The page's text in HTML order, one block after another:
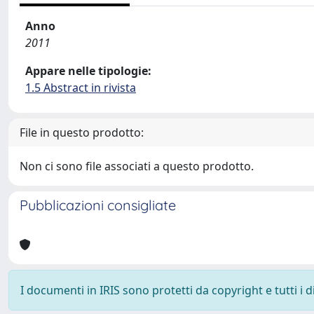
Anno
2011
Appare nelle tipologie:
1.5 Abstract in rivista
File in questo prodotto:
Non ci sono file associati a questo prodotto.
Pubblicazioni consigliate
I documenti in IRIS sono protetti da copyright e tutti i